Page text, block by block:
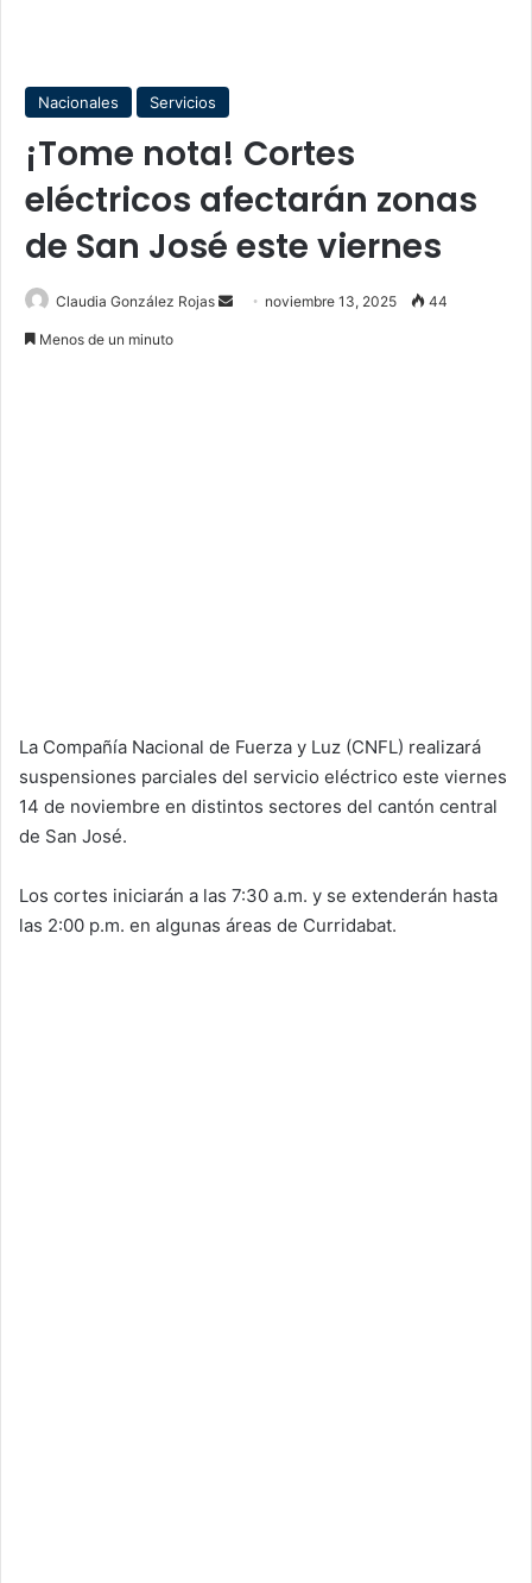
Nacionales Servicios
¡Tome nota! Cortes
eléctricos afectarán zonas
de San José este viernes
Claudia González Rojas
Send noviembre 13, 2025 44
Menos de un minuto
La Compañía Nacional de Fuerza y Luz (CNFL) realizará
suspensiones parciales del servicio eléctrico este viernes
14 de noviembre en distintos sectores del cantón central
de San José.
Los cortes iniciarán a las 7:30 a.m. y se extenderán hasta
las 2:00 p.m. en algunas áreas de Curridabat.